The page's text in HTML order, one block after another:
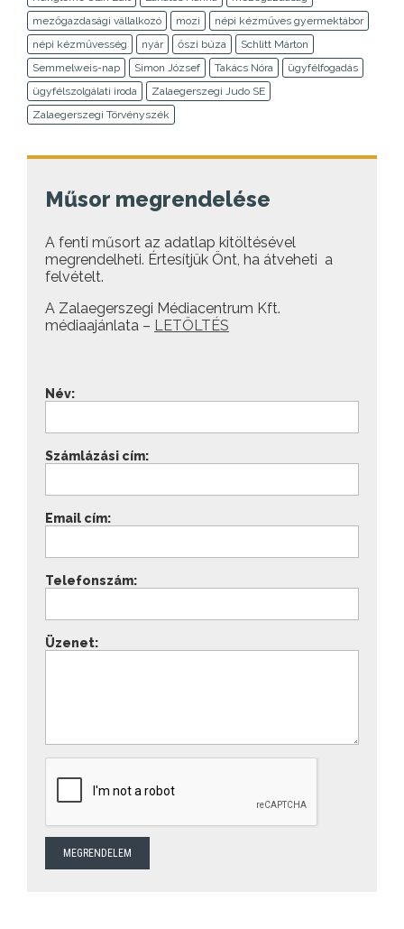
mezőgazdasági vállalkozó
mozi
népi kézműves gyermektábor
népi kézművesség
nyár őszi búza
Schlitt Márton
Semmelweis-nap
Simon József Takács Nóra
ügyfélfogadás
ügyfélszolgálati iroda
Zalaegerszegi Judo SE
Zalaegerszegi Törvényszék
Műsor megrendelése
A fenti műsort az adatlap kitöltésével
megrendelheti. Értesítjük Önt, ha átveheti a
felvételt.
A Zalaegerszegi Médiacentrum Kft.
médiaajánlata – LETÖLTÉS
Név:
Számlázási cím:
Email cím:
Telefonszám:
Üzenet: